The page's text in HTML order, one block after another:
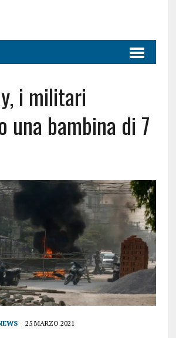
i militari
una bambina di 7
25 MARZO 2021